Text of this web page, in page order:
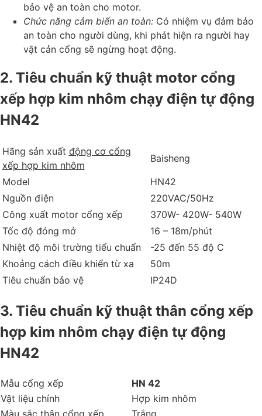
bảo vệ an toàn cho motor.
Chức năng cảm biến an toàn: Có nhiệm vụ đảm bảo
an toàn cho người dùng, khi phát hiện ra người hay
vật cản cổng sẽ ngừng hoạt động.
2. Tiêu chuẩn kỹ thuật motor cổng
xếp hợp kim nhôm chạy điện tự động
HN42
Hãng sản xuất động cơ cổng
xếp hợp kim nhôm
Baisheng
Model
HN42
Nguồn điện
220VAC/50Hz
Công xuất motor cổng xếp
370W- 420W- 540W
Tốc độ đóng mở
16 – 18m/phút
Nhiệt độ môi trường tiểu chuẩn
-25 đến 55 độ C
Khoảng cách điều khiển từ xa
50m
Tiêu chuẩn bảo vệ
IP24D
3. Tiêu chuẩn kỹ thuật thân cổng xếp
hợp kim nhôm chạy điện tự động
HN42
Mẫu cổng xếp
HN 42
Vật liệu chính
Hợp kim nhôm